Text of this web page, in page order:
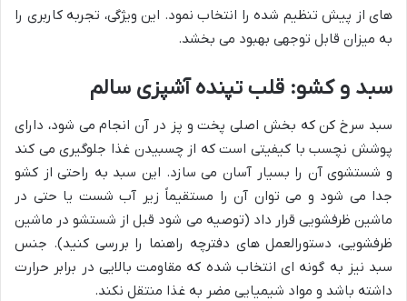
های از پیش تنظیم شده را انتخاب نمود. این ویژگی، تجربه کاربری را
به میزان قابل توجهی بهبود می بخشد.
سبد و کشو: قلب تپنده آشپزی سالم
سبد سرخ کن که بخش اصلی پخت و پز در آن انجام می شود، دارای
پوشش نچسب با کیفیتی است که از چسبیدن غذا جلوگیری می کند
و شستشوی آن را بسیار آسان می سازد. این سبد به راحتی از کشو
جدا می شود و می توان آن را مستقیماً زیر آب شست یا حتی در
ماشین ظرفشویی قرار داد (توصیه می شود قبل از شستشو در ماشین
ظرفشویی، دستورالعمل های دفترچه راهنما را بررسی کنید). جنس
سبد نیز به گونه ای انتخاب شده که مقاومت بالایی در برابر حرارت
داشته باشد و مواد شیمیایی مضر به غذا منتقل نکند.